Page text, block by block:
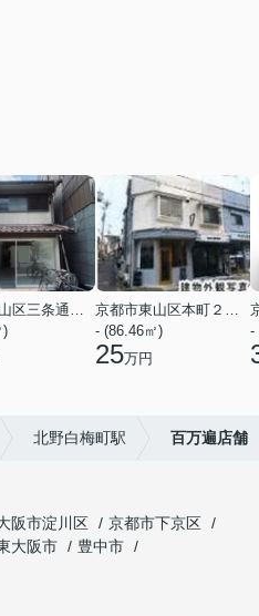
京都市東山区三条通北裏白川筋西入２丁目東姉小路町
)
京都市東山区本町２２丁目
- (86.46㎡)
25万円
-
北野白梅町駅 百万遍店舗
阪市淀川区
京都市下京区
大阪市
豊中市